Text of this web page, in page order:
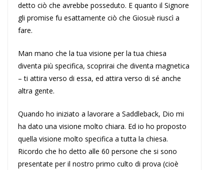
detto ciò che avrebbe posseduto. E quanto il Signore
gli promise fu esattamente ciò che Giosuè riuscì a
fare.
Man mano che la tua visione per la tua chiesa
diventa più specifica, scoprirai che diventa magnetica
– ti attira verso di essa, ed attira verso di sé anche
altra gente.
Quando ho iniziato a lavorare a Saddleback, Dio mi
ha dato una visione molto chiara. Ed io ho proposto
quella visione molto specifica a tutta la chiesa.
Ricordo che ho detto alle 60 persone che si sono
presentate per il nostro primo culto di prova (cioè